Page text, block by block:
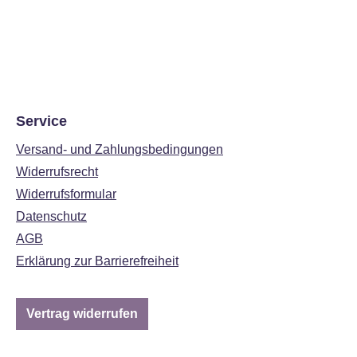
Service
Versand- und Zahlungsbedingungen
Widerrufsrecht
Widerrufsformular
Datenschutz
AGB
Erklärung zur Barrierefreiheit
Vertrag widerrufen